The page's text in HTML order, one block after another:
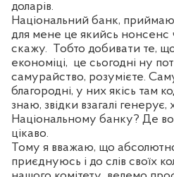
доларів.
Національний банк,
для мене це якийсь нонсенс
скажу. Тобто добивати те,
економіці, це сьогодні ну
самурайство, розумієте.
благородні, у них якісь там
знаю, звідки взагалі генерує,
Національному банку? Де
цікаво.
Тому я вважаю, що
приєднуюсь і до слів своїх